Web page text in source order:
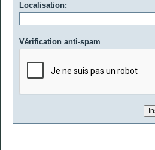
Localisation:
Vérification anti-spam